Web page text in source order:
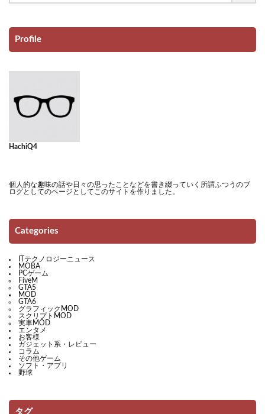
Profile
HachiQ4
個人的な趣味の話や日々の思ったことなどを書き綴っていく所謂ふつうのブ
ログとしてのページとしてこのサイトを作りました。
Categories
ITテクノロジーニュース
MOBA
PCゲーム
FiveM
GTA5
MOD
GTA6
グラフィックMOD
スクリプトMOD
実車MOD
エンタメ
お客様
ガジェット系・レビュー
コラム
その他ゲーム
ソフト・アプリ
野球
タグ